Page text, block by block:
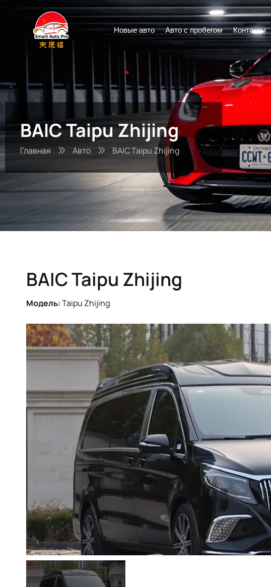
Новые авто Авто с пробегом Контакты
BAIC Taipu Zhijing
Главная Авто BAIC Taipu Zhijing
BAIC Taipu Zhijing
Модель:Taipu Zhijing